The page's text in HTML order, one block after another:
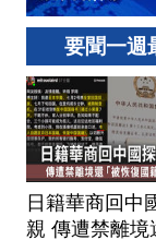
要聞一週
日籍華商回中
親 傳遭禁離境